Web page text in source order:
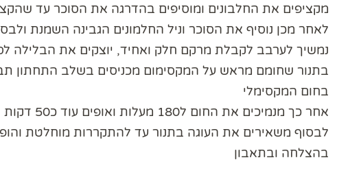
מקציפים את החלבונים ומוסיפים בהדרגה את הסוכר עד
לאחר מכן נוסיף את הסוכר וניל החלמונים הגבינה השמנת
נמשיך לערבב לקבלת מרקם חלק ואחיד, יוצקים את הבלילה
בחום המקסימלי
אחר כך מנמיכים את החום ל180 מעלות ואופים עוד כ50 דקות
לבסוף משאירים את העוגה בתנור עד להתקררות מוחלטת
בהצלחה ובתאבון